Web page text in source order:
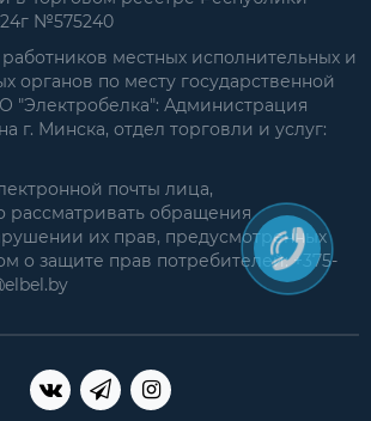
№575240
местных исполнительных и
органов по месту государственной
"Электробелка": Администрация
г. Минска, отдел торговли и услуг:
почты лица,
рассматривать обращения
их прав, предусмотренных
о защите прав потребителей: +375-